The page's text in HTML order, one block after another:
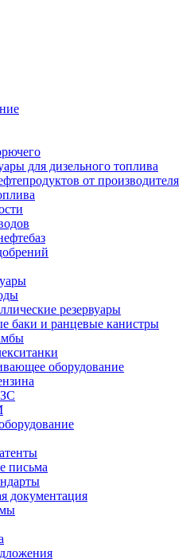
для дизельного топлива
от производителя
резервуары
баки и ранцевые канистры
оборудование
письма
документация